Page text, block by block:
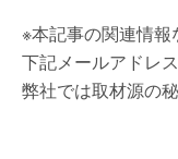
※本記事の関連情
下記メールアドレ
弊社では取材源の